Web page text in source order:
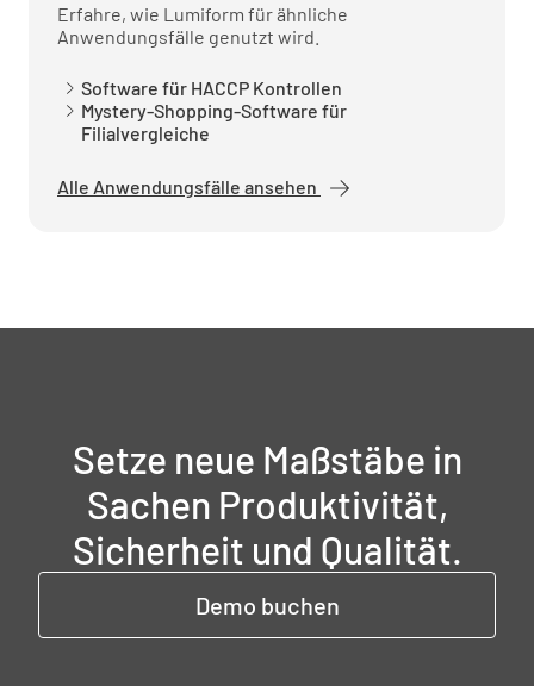
Erfahre, wie Lumiform für ähnliche
Anwendungsfälle genutzt wird.
Software für HACCP Kontrollen
Mystery-Shopping-Software für
Filialvergleiche
Alle Anwendungsfälle ansehen
Setze neue Maßstäbe in
Sachen Produktivität,
Sicherheit und Qualität.
Demo buchen